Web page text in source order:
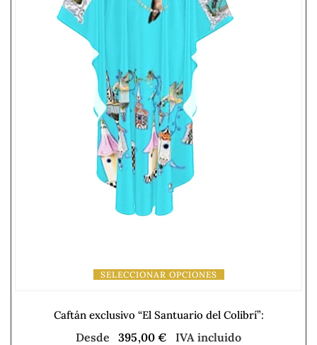
SELECCIONAR OPCIONES
Caftán exclusivo “El Santuario del Colibrí”:
Desde 395,00 € IVA incluido